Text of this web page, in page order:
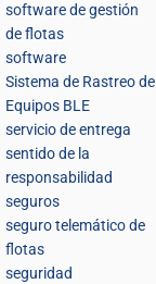
software de gestión
de flotas
software
Sistema de Rastreo de
Equipos BLE
servicio de entrega
sentido de la
responsabilidad
seguros
seguro telemático de
flotas
seguridad